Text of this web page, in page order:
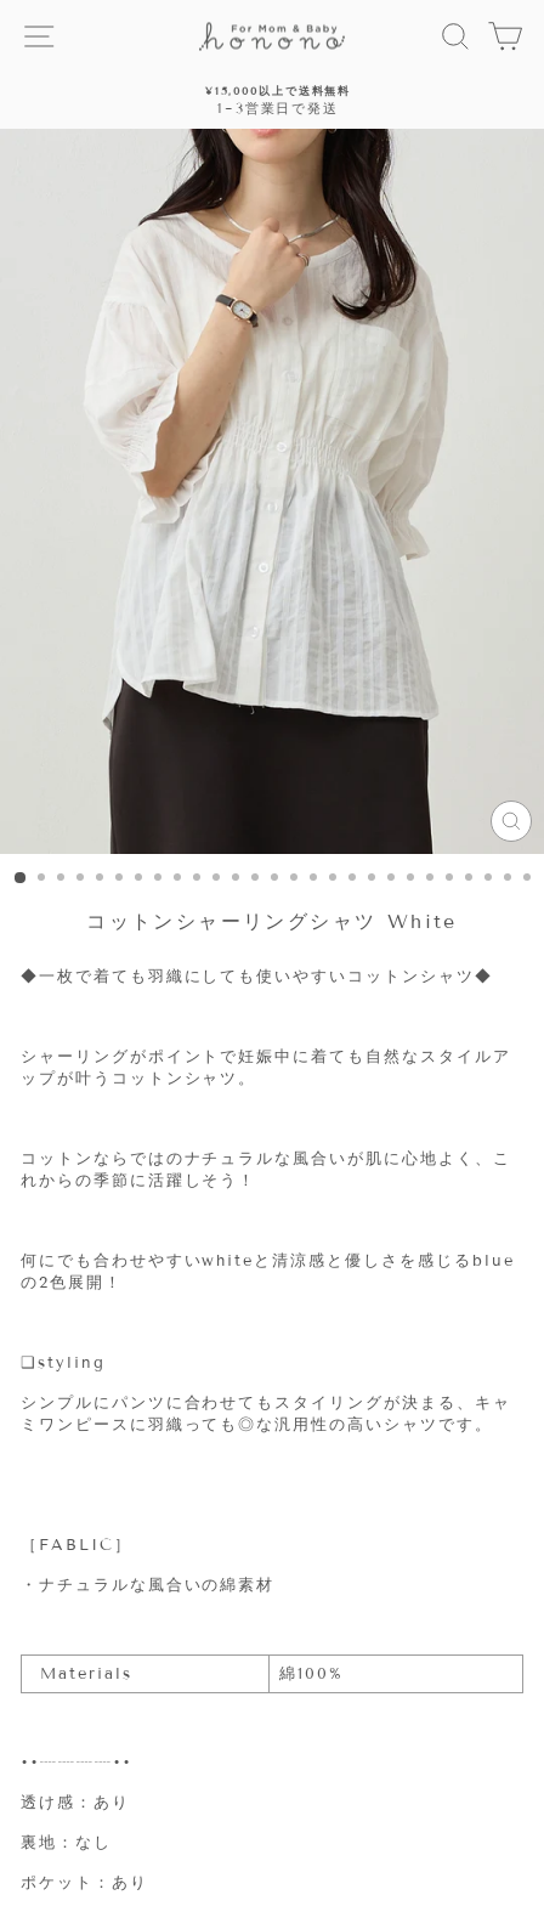
サイトナビゲーション 探す
停
止
¥15,000以上で送料無料
1~3営業日で発送
コットンシャーリングシャツ White
◆一枚で着ても羽織にしても使いやすいコットンシャツ◆
シャーリングがポイントで妊娠中に着ても自然なスタイルア
ップが叶うコットンシャツ。
コットンならではのナチュラルな風合いが肌に心地よく、こ
れからの季節に活躍しそう！
何にでも合わせやすいwhiteと清涼感と優しさを感じるblue
の2色展開！
❑styling
シンプルにパンツに合わせてもスタイリングが決まる、キャ
ミワンピースに羽織っても◎な汎用性の高いシャツです。
［FABLIC］
・ナチュラルな風合いの綿素材
Materials 綿100%
••┈┈┈┈••
透け感：あり
裏地：なし
ポケット：あり